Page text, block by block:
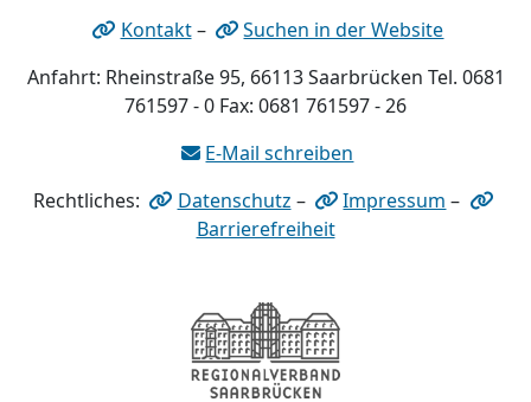
Kontakt–
Suchen in der Website
Anfahrt: Rheinstraße 95, 66113 Saarbrücken Tel. 0681
761597 - 0 Fax: 0681 761597 - 26
E-Mail schreiben
Rechtliches:
Datenschutz – Impressum –
Barrierefreiheit